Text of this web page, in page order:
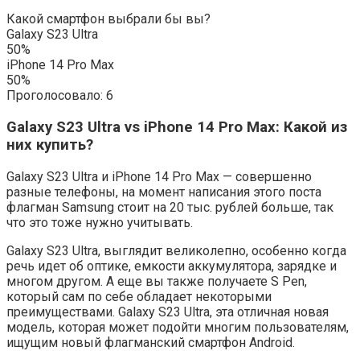
Какой смартфон выбрали бы вы?
Galaxy S23 Ultra
50%
iPhone 14 Pro Max
50%
Проголосовало: 6
Galaxy S23 Ultra vs iPhone 14 Pro Max: Какой из
них купить?
Galaxy S23 Ultra и iPhone 14 Pro Max — совершенно
разные телефоны, на момент написания этого поста
флагман Samsung стоит на 20 тыс. рублей больше, так
что это тоже нужно учитывать.
Galaxy S23 Ultra, выглядит великолепно, особенно когда
речь идет об оптике, емкости аккумулятора, зарядке и
многом другом. А еще вы также получаете S Pen,
который сам по себе обладает некоторыми
преимуществами. Galaxy S23 Ultra, эта отличная новая
модель, которая может подойти многим пользователям,
ищущим новый флагманский смартфон Android.